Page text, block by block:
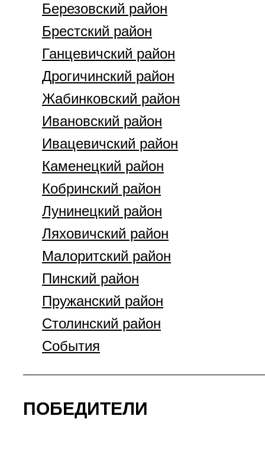
Березовский район
Брестский район
Ганцевичский район
Дрогичинский район
Жабинковский район
Ивановский район
Ивацевичский район
Каменецкий район
Кобринский район
Лунинецкий район
Ляховичский район
Малоритский район
Пинский район
Пружанский район
Столинский район
События
ПОБЕДИТЕЛИ